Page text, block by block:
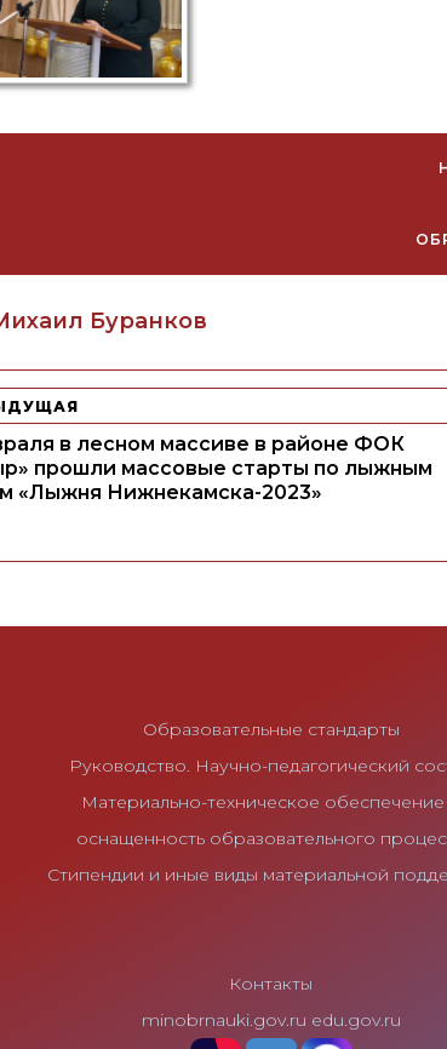
Буранков
в лесном массиве в районе ФОК
прошли массовые старты по лыжным
«Лыжня Нижнекамска-2023»
Образовательные стандарты
Руководство. Научно-педагогический
Материально-техническое обеспечение
оснащенность образовательного
Стипендии и иные виды материальной
Контакты
minobrnauki.gov.ru edu.gov.ru